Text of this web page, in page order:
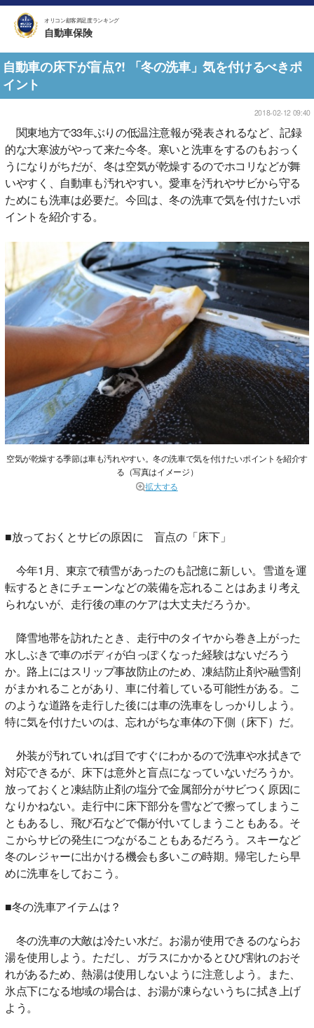
オリコン顧客満足度ランキング
自動車保険
自動車の床下が盲点?! 「冬の洗車」気を付けるべきポ
イント
2018-02-12 09:40
関東地方で33年ぶりの低温注意報が発表されるなど、記録
的な大寒波がやって来た今冬。寒いと洗車をするのもおっく
うになりがちだが、冬は空気が乾燥するのでホコリなどが舞
いやすく、自動車も汚れやすい。愛車を汚れやサビから守る
ためにも洗車は必要だ。今回は、冬の洗車で気を付けたいポ
イントを紹介する。
空気が乾燥する季節は車も汚れやすい。冬の洗車で気を付けたいポイントを紹介す
る（写真はイメージ）
拡大する
■放っておくとサビの原因に 盲点の「床下」
今年1月、東京で積雪があったのも記憶に新しい。雪道を運
転するときにチェーンなどの装備を忘れることはあまり考え
られないが、走行後の車のケアは大丈夫だろうか。
降雪地帯を訪れたとき、走行中のタイヤから巻き上がった
水しぶきで車のボディが白っぽくなった経験はないだろう
か。路上にはスリップ事故防止のため、凍結防止剤や融雪剤
がまかれることがあり、車に付着している可能性がある。こ
のような道路を走行した後には車の洗車をしっかりしよう。
特に気を付けたいのは、忘れがちな車体の下側（床下）だ。
外装が汚れていれば目ですぐにわかるので洗車や水拭きで
対応できるが、床下は意外と盲点になっていないだろうか。
放っておくと凍結防止剤の塩分で金属部分がサビつく原因に
なりかねない。走行中に床下部分を雪などで擦ってしまうこ
ともあるし、飛び石などで傷が付いてしまうこともある。そ
こからサビの発生につながることもあるだろう。スキーなど
冬のレジャーに出かける機会も多いこの時期。帰宅したら早
めに洗車をしておこう。
■冬の洗車アイテムは？
冬の洗車の大敵は冷たい水だ。お湯が使用できるのならお
湯を使用しよう。ただし、ガラスにかかるとひび割れのおそ
れがあるため、熱湯は使用しないように注意しよう。また、
氷点下になる地域の場合は、お湯が凍らないうちに拭き上げ
よう。